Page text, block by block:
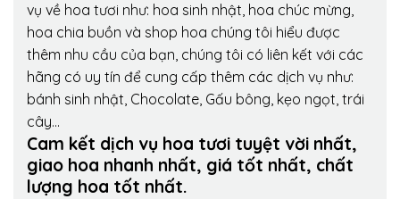
vụ về hoa tươi như: hoa sinh nhật, hoa chúc mừng,
hoa chia buồn và shop hoa chúng tôi hiểu được
thêm nhu cầu của bạn, chúng tôi có liên kết với các
hãng có uy tín để cung cấp thêm các dịch vụ như:
bánh sinh nhật, Chocolate, Gấu bông, kẹo ngọt, trái
cây…
Cam kết dịch vụ hoa tươi tuyệt vời nhất,
giao hoa nhanh nhất, giá tốt nhất, chất
lượng hoa tốt nhất.